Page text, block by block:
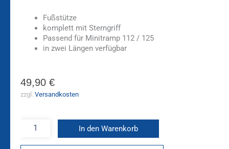
Fußstütze
komplett mit Sterngriff
Passend für Minitramp 112 / 125
in zwei Längen verfügbar
49,90 €
zzgl. Versandkosten
In den Warenkorb